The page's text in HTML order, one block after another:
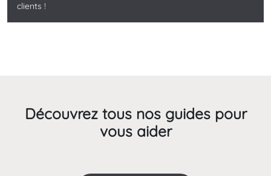
clients !
Découvrez tous nos guides pour
vous aider